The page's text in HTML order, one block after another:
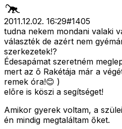
2011.12.02. 16:29#1405
tudna nekem mondani valaki
választék de azért nem
szerkezetek!?
Édesapámat szeretném
mert az õ Rakétája már a
remek óra!😊 )
elõre is köszi a segítséget!
Amikor gyerek voltam, a
én mindig megtaláltam őket.